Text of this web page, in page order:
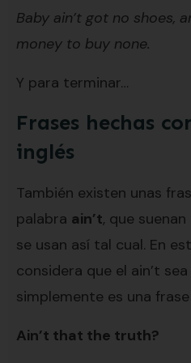
Baby ain’t got no shoes,
money to buy none.
Y para terminar…
Frases hechas
inglés
También existen unas
palabra ain’t, que
se usan así tal cual. En
considera que el ain’t
simplemente es una
Ain’t that the truth?